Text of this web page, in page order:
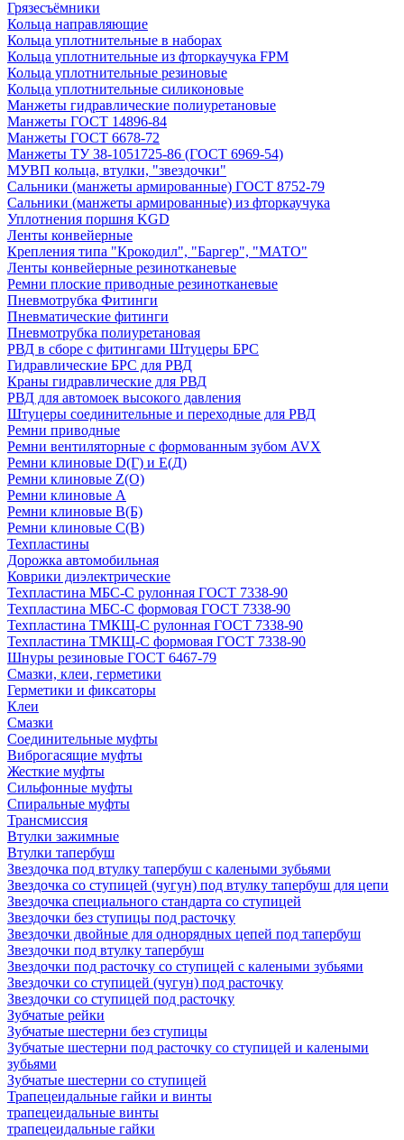
Грязесъёмники
Кольца направляющие
Кольца уплотнительные в наборах
Кольца уплотнительные из фторкаучука FPM
Кольца уплотнительные резиновые
Кольца уплотнительные силиконовые
Манжеты гидравлические полиуретановые
Манжеты ГОСТ 14896-84
Манжеты ГОСТ 6678-72
Манжеты ТУ 38-1051725-86 (ГОСТ 6969-54)
МУВП кольца, втулки, "звездочки"
Сальники (манжеты армированные) ГОСТ 8752-79
Сальники (манжеты армированные) из фторкаучука
Уплотнения поршня KGD
Ленты конвейерные
Крепления типа "Крокодил", "Баргер", "МАТО"
Ленты конвейерные резинотканевые
Ремни плоские приводные резинотканевые
Пневмотрубка Фитинги
Пневматические фитинги
Пневмотрубка полиуретановая
РВД в сборе с фитингами Штуцеры БРС
Гидравлические БРС для РВД
Краны гидравлические для РВД
РВД для автомоек высокого давления
Штуцеры соединительные и переходные для РВД
Ремни приводные
Ремни вентиляторные с формованным зубом AVX
Ремни клиновые D(Г) и Е(Д)
Ремни клиновые Z(О)
Ремни клиновые А
Ремни клиновые В(Б)
Ремни клиновые С(В)
Техпластины
Дорожка автомобильная
Коврики диэлектрические
Техпластина МБС-С рулонная ГОСТ 7338-90
Техпластина МБС-С формовая ГОСТ 7338-90
Техпластина ТМКЩ-С рулонная ГОСТ 7338-90
Техпластина ТМКЩ-С формовая ГОСТ 7338-90
Шнуры резиновые ГОСТ 6467-79
Смазки, клеи, герметики
Герметики и фиксаторы
Клеи
Смазки
Соединительные муфты
Виброгасящие муфты
Жесткие муфты
Сильфонные муфты
Спиральные муфты
Трансмиссия
Втулки зажимные
Втулки тапербуш
Звездочка под втулку тапербуш c калеными зубьями
Звездочка со ступицей (чугун) под втулку тапербуш для цепи
Звездочка специального стандарта со ступицей
Звездочки без ступицы под расточку
Звездочки двойные для однорядных цепей под тапербуш
Звездочки под втулку тапербуш
Звездочки под расточку со ступицей с калеными зубьями
Звездочки со ступицей (чугун) под расточку
Звездочки со ступицей под расточку
Зубчатые рейки
Зубчатые шестерни без ступицы
Зубчатые шестерни под расточку со ступицей и калеными
зубьями
Зубчатые шестерни со ступицей
Трапецеидальные гайки и винты
трапецеидальные винты
трапецеидальные гайки